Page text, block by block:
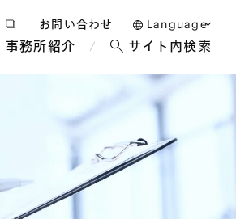
お問い合わせ Language
日本語
中文(簡体)
ブリュッセル
事務所紹介 サイト内検索